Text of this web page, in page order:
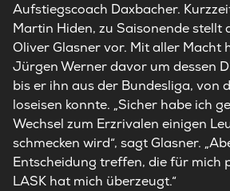
Aufstiegscoach Daxbacher.
Martin Hiden, zu Saisonende stellt
Oliver Glasner vor. Mit aller
Jürgen Werner davor um dessen
bis er ihn aus der Bundesliga, von
loseisen konnte. „Sicher habe ich
Wechsel zum Erzrivalen einigen
schmecken wird“, sagt Glasner.
Entscheidung treffen, die für mich
LASK hat mich überzeugt.“